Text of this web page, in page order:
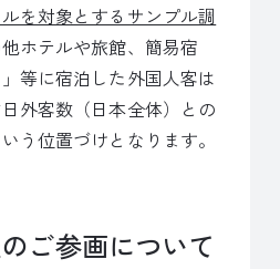
を対象とするサンプル調
ホテルや旅館、簡易宿
等に宿泊した外国人客は
外客数（日本全体）との
う位置づけとなります。
ご参画について